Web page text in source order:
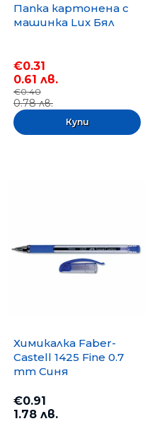
Папка картонена с
машинка Lux Бял
€0.31
0.61 лв.
€0.40
0.78 лв.
Химикалка Faber-
Castell 1425 Fine 0.7
mm Синя
€0.91
1.78 лв.